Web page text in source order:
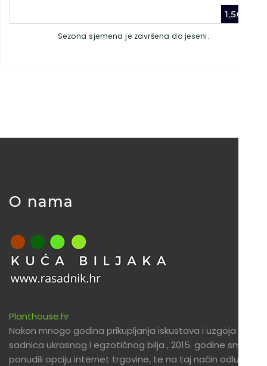
1,50
Sezona sjemena je završena do jeseni.
O nama
Planthouse.hr
Nakon mnogo godina prikupljanja iskustava i uzgoja
sadnica ukrasnog i egzotičnog bilja , 2015. godine smo
ponudili opciju internet trgovine, te na taj način odlučili